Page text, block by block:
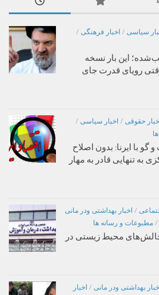
سیاسی / اخبار فرهنگی /
این بار نسخه
رویای قدرت جای
اخبار حقوقی / اخبار سیاسی /
با ایرنا: بدون اصلاح
به تنهایی قادر به مهار
/ اخبار بهداشتی ودر مانی
/ مطبوعات و رسانه ها
محیط زیستی در
اخبار بهداشتی ودر مانی / اخبار